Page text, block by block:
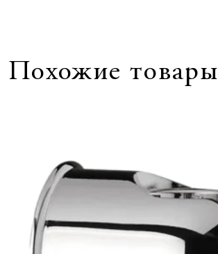
Похожие товары